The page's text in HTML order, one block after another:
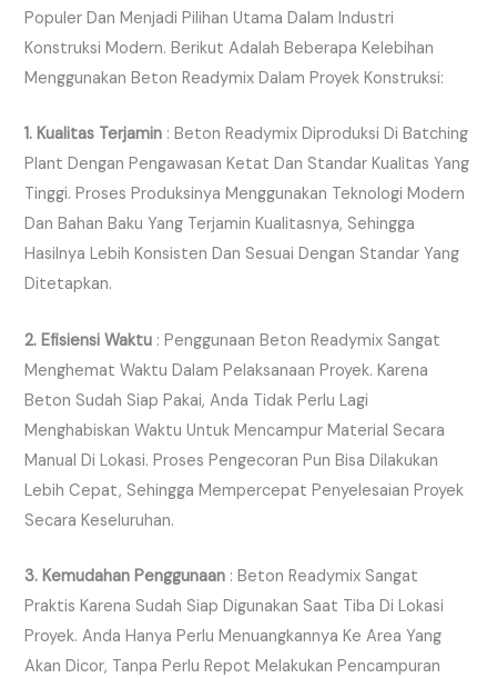
Populer Dan Menjadi Pilihan Utama Dalam Industri
Konstruksi Modern. Berikut Adalah Beberapa Kelebihan
Menggunakan Beton Readymix Dalam Proyek Konstruksi:
1. Kualitas Terjamin : Beton Readymix Diproduksi Di Batching
Plant Dengan Pengawasan Ketat Dan Standar Kualitas Yang
Tinggi. Proses Produksinya Menggunakan Teknologi Modern
Dan Bahan Baku Yang Terjamin Kualitasnya, Sehingga
Hasilnya Lebih Konsisten Dan Sesuai Dengan Standar Yang
Ditetapkan.
2. Efisiensi Waktu : Penggunaan Beton Readymix Sangat
Menghemat Waktu Dalam Pelaksanaan Proyek. Karena
Beton Sudah Siap Pakai, Anda Tidak Perlu Lagi
Menghabiskan Waktu Untuk Mencampur Material Secara
Manual Di Lokasi. Proses Pengecoran Pun Bisa Dilakukan
Lebih Cepat, Sehingga Mempercepat Penyelesaian Proyek
Secara Keseluruhan.
3. Kemudahan Penggunaan : Beton Readymix Sangat
Praktis Karena Sudah Siap Digunakan Saat Tiba Di Lokasi
Proyek. Anda Hanya Perlu Menuangkannya Ke Area Yang
Akan Dicor, Tanpa Perlu Repot Melakukan Pencampuran